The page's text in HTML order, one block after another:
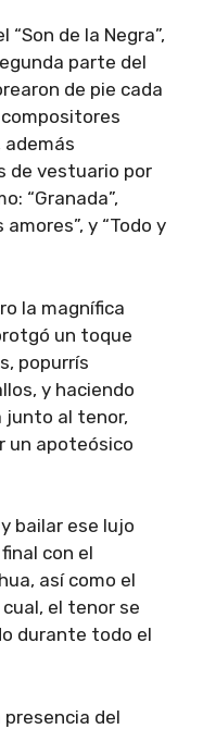
de la Negra”,
parte del
de pie cada
de vestuario por
“Granada”,
y “Todo y
la magnífica
un toque
popurrís
y haciendo
junto al tenor,
un apoteósico
bailar ese lujo
con el
así como el
cual, el tenor se
durante todo el
del